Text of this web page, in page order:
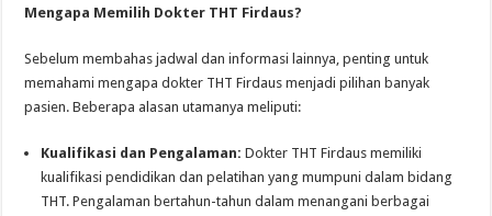
Mengapa Memilih Dokter THT Firdaus?
Sebelum membahas jadwal dan informasi lainnya, penting untuk
memahami mengapa dokter THT Firdaus menjadi pilihan banyak
pasien. Beberapa alasan utamanya meliputi:
Kualifikasi dan Pengalaman: Dokter THT Firdaus memiliki
kualifikasi pendidikan dan pelatihan yang mumpuni dalam bidang
THT. Pengalaman bertahun-tahun dalam menangani berbagai